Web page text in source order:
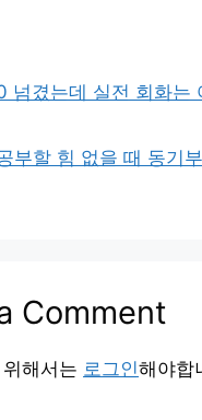
넘겼는데 실전 회화는
부할 힘 없을 때 동기
Comment
해서는 로그인해야합